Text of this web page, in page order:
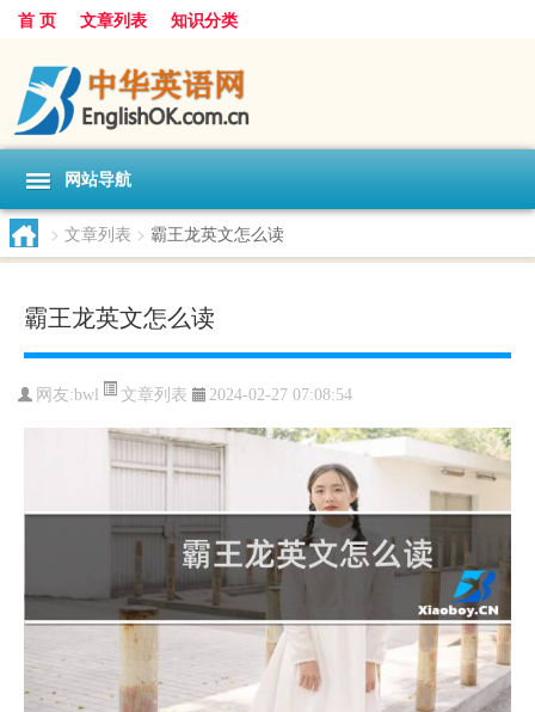
首 页 文章列表 知识分类
网站导航
> 文章列表 > 霸王龙英文怎么读
霸王龙英文怎么读
网友:bwl 文章列表 2024-02-27 07:08:54